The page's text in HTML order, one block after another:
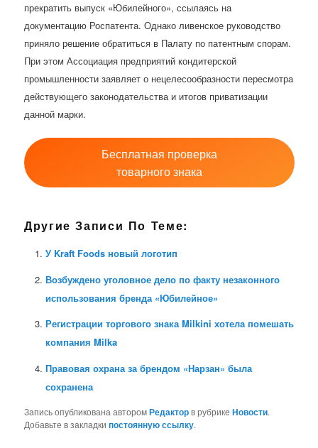
прекратить выпуск «Юбилейного», ссылаясь на
документацию Роспатента. Однако ливенское руководство
приняло решение обратиться в Палату по патентным спорам.
При этом Ассоциация предприятий кондитерской
промышленности заявляет о нецелесообразности пересмотра
действующего законодательства и итогов приватизации
данной марки.
Бесплатная проверка
товарного знака
Другие Записи По Теме:
У Kraft Foods новый логотип
Возбуждено уголовное дело по факту незаконного
использования бренда «Юбилейное»
Регистрации торгового знака Milkini хотела помешать
компания Milka
Правовая охрана за брендом «Нарзан» была
сохранена
Запись опубликована авторомРедакторв рубрикеНовости.
Добавьте в закладкипостоянную ссылку.